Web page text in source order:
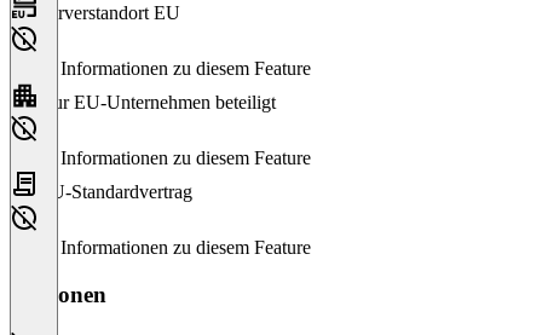
Serverstandort EU
Keine Informationen zu diesem Feature
Nur EU-Unternehmen beteiligt
Keine Informationen zu diesem Feature
EU-Standardvertrag
Keine Informationen zu diesem Feature
Versionen